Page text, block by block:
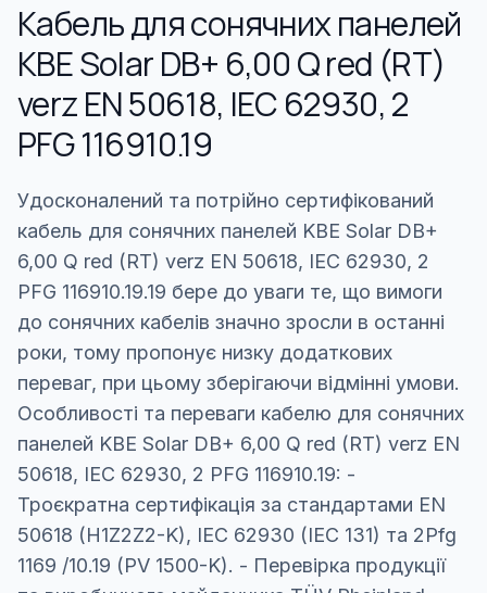
Кабель для сонячних панелей
KBE Solar DB+ 6,00 Q red (RT)
verz EN 50618, IEC 62930, 2
PFG 116910.19
Удосконалений та потрійно сертифікований
кабель для сонячних панелей KBE Solar DB+
6,00 Q red (RT) verz EN 50618, IEC 62930, 2
PFG 116910.19.19 бере до уваги те, що вимоги
до сонячних кабелів значно зросли в останні
роки, тому пропонує низку додаткових
переваг, при цьому зберігаючи відмінні умови.
Особливості та переваги кабелю для сонячних
панелей KBE Solar DB+ 6,00 Q red (RT) verz EN
50618, IEC 62930, 2 PFG 116910.19: -
Троєкратна сертифікація за стандартами EN
50618 (H1Z2Z2-K), IEC 62930 (IEC 131) та 2Pfg
1169 /10.19 (PV 1500-K). - Перевірка продукції